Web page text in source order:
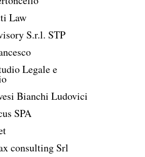
Law
S.r.l. STP
Legale e
Bianchi Ludovici
SPA
consulting Srl